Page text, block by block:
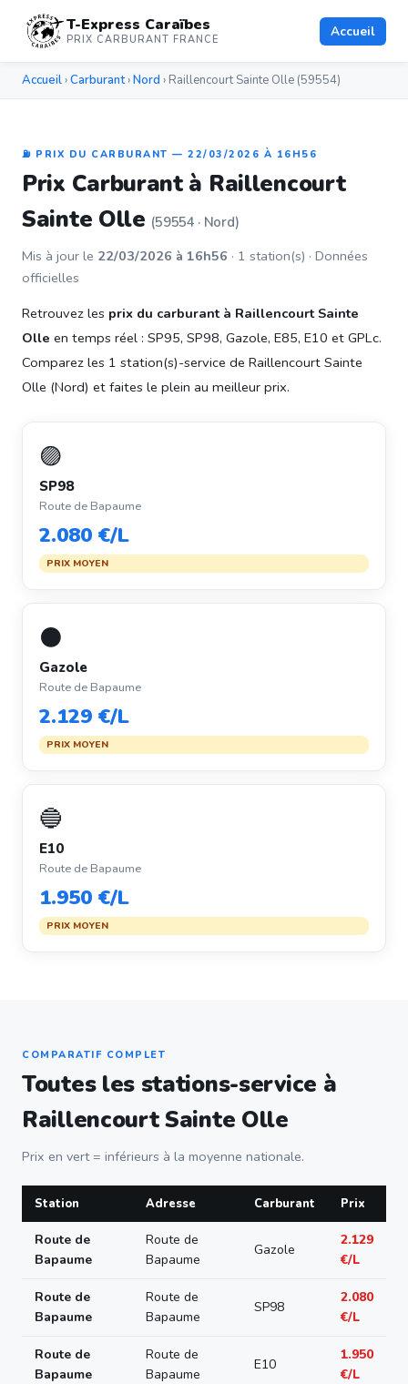
T-Express Caraïbes
PRIX CARBURANT FRANCE Accueil
Accueil ›Carburant›Nord › Raillencourt Sainte Olle (59554)
⛽ PRIX DU CARBURANT — 22/03/2026 À 16H56
Prix Carburant à Raillencourt
Sainte Olle (59554 · Nord)
Mis à jour le 22/03/2026 à 16h56 · 1 station(s) · Données
officielles
Retrouvez les prix du carburant à Raillencourt Sainte
Olle en temps réel : SP95, SP98, Gazole, E85, E10 et GPLc.
Comparez les 1 station(s)-service de Raillencourt Sainte
Olle (Nord) et faites le plein au meilleur prix.
🟣
SP98
Route de Bapaume
2.080 €/L
PRIX MOYEN
⚫
Gazole
Route de Bapaume
2.129 €/L
PRIX MOYEN
🔵
E10
Route de Bapaume
1.950 €/L
PRIX MOYEN
COMPARATIF COMPLET
Toutes les stations-service à
Raillencourt Sainte Olle
Prix en vert = inférieurs à la moyenne nationale.
Station Adresse Carburant Prix
Route de
Bapaume
Route de
Bapaume
Gazole
2.129
€/L
Route de
Bapaume
Route de
Bapaume
SP98
2.080
€/L
Route de
Bapaume
Route de
Bapaume
E10
1.950
€/L